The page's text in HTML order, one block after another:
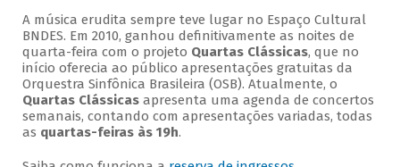
A música erudita sempre teve lugar no Espaço Cultural
BNDES. Em 2010, ganhou definitivamente as noites de
quarta-feira com o projeto Quartas Clássicas, que no
início oferecia ao público apresentações gratuitas da
Orquestra Sinfônica Brasileira (OSB). Atualmente, o
Quartas Clássicasapresenta uma agenda de concertos
semanais, contando com apresentações variadas, todas
as quartas-feiras às 19h.